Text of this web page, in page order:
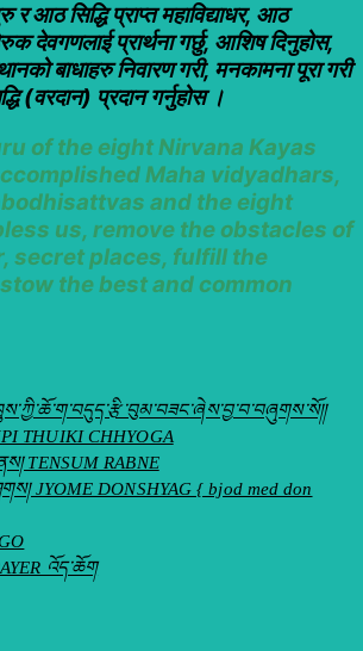
र आठ सिद्धि प्राप्त महाविद्याधर, आठ
देवगणलाई प्रार्थना गर्छु, आशिष दिनुहोस,
बाधाहरु निवारण गरी, मनकामना पूरा गरी
(वरदान) प्रदान गर्नुहोस ।
of the eight Nirvana Kayas
Maha vidyadhars,
and the eight
us, remove the obstacles of
secret places, fulfill the
the best and common
THUIKI CHHYOGA
TENSUM RABNE
JYOME DONSHYAG { bjod med don
འོད་ཆོག